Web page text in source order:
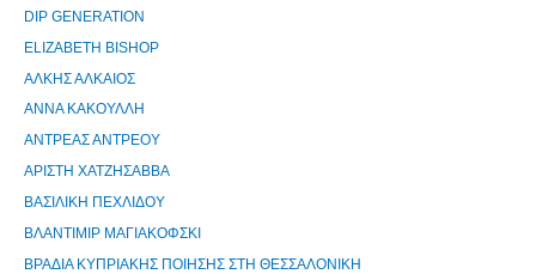
DIP GENERATION
ELIZABETH BISHOP
ΑΛΚΗΣ ΑΛΚΑΙΟΣ
ΑΝΝΑ ΚΑΚΟΥΛΛΗ
ΑΝΤΡΕΑΣ ΑΝΤΡΕΟΥ
ΑΡΙΣΤΗ ΧΑΤΖΗΣΑΒΒΑ
ΒΑΣΙΛΙΚΗ ΠΕΧΛΙΔΟΥ
ΒΛΑΝΤΙΜΙΡ ΜΑΓΙΑΚΟΦΣΚΙ
ΒΡΑΔΙΑ ΚΥΠΡΙΑΚΗΣ ΠΟΙΗΣΗΣ ΣΤΗ ΘΕΣΣΑΛΟΝΙΚΗ